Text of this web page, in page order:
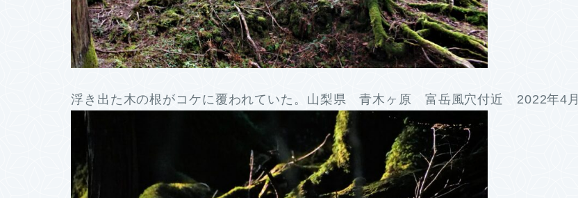
浮き出た木の根がコケに覆われていた。山梨県 青木ヶ原 富岳風穴付近 2022年4月